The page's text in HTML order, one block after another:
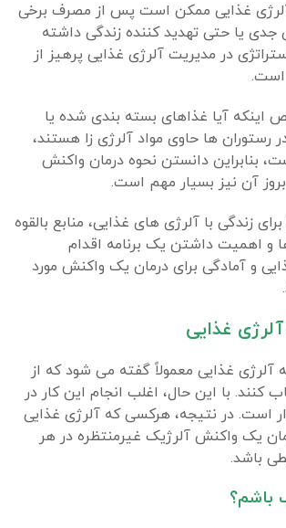
آلرژی غذایی ممکن است پس از مصرف برخی
یا حتی تهدید کننده زندگی داشته
در مدیریت آلرژی غذایی پرهیز از
است.
اینکه آیا غذاهای بسته بندی شده یا
رستوران ها حاوی مواد آلرژی زا هستند،
بنابراین دانستن نحوه درمان واکنش
آن نیز بسیار مهم است.
برای زندگی با آلرژی های غذایی، منابع بالقوه
و اهمیت داشتن یک برنامه اقدام
و آمادگی برای درمان یک واکنش مورد
غذایی
آلرژی غذایی معمولاً گفته می شود که از
کنند. با این حال، اغلب انجام این کار در
است. در نتیجه، هرکسی که آلرژی غذایی
یک واکنش آلرژیک غیرمنتظره در هر
باشد.
باشم؟